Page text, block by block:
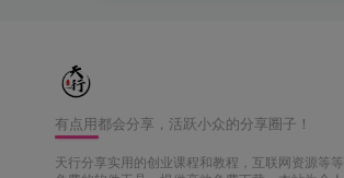
有点用都会分享，活跃小众的分享圈子！
天行分享实用的创业课程和教程，互联网资源等